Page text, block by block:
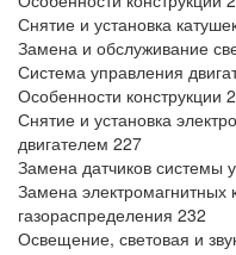
Снятие и установка
Замена и обслуживание
Система управления
Особенности конструкции
Снятие и установка
двигателем 227
Замена датчиков системы
Замена
газораспределения 232
Освещение, световая и